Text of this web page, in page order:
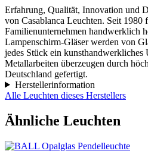
Erfahrung, Qualität, Innovation und
von Casablanca Leuchten. Seit 1980
Familienunternehmen handwerklich
Lampenschirm-Gläser werden von
jedes Stück ein
Metallarbeiten überzeugen durch
Deutschland gefertigt.
Herstellerinformation
Alle Leuchten dieses Herstellers
Ähnliche Leuchten